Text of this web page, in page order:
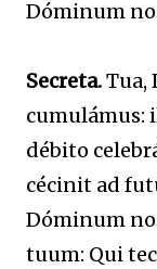
Dóminum
Secreta.Tua,
cumulámus:
débito
cécinit ad
Dóminum
tuum: Qui